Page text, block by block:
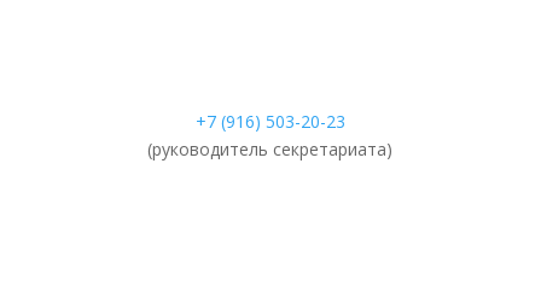
+7 (916) 503-20-23
(руководитель секретариата)